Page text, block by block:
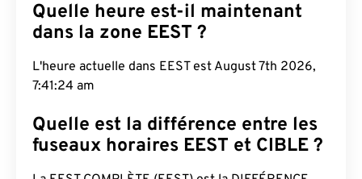
Quelle heure est-il maintenant
dans la zone EEST ?
L'heure actuelle dans EEST est August 7th 2026,
7:41:25 am
Quelle est la différence entre les
fuseaux horaires EEST et CIBLE ?